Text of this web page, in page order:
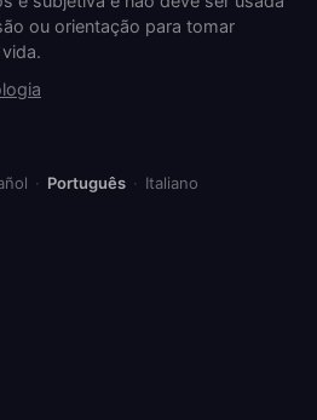
ou orientação para tomar
· Português · Italiano